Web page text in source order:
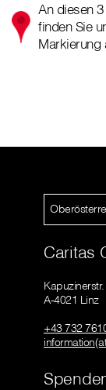
An diesen
finden Sie
Markierung
Caritas
A-4021 Linz
+43 732